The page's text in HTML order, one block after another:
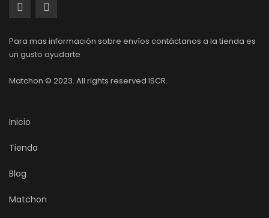
Para mas información sobre envíos contáctanos a la tienda es
un gusto ayudarte
Matchon © 2023. All rights reserved ISCR.
Inicio
Tienda
Blog
Matchon